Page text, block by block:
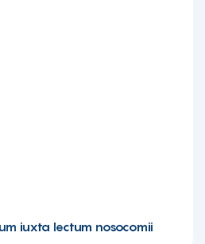
iuxta lectum nosocomii